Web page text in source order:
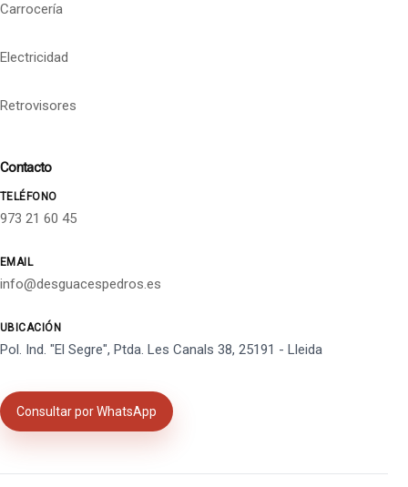
Carrocería
Electricidad
Retrovisores
Contacto
TELÉFONO
973 21 60 45
EMAIL
info@desguacespedros.es
UBICACIÓN
Pol. Ind. "El Segre", Ptda. Les Canals 38, 25191 - Lleida
Consultar por WhatsApp